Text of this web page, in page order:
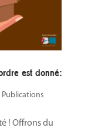
est donné:
Publications
! Offrons du